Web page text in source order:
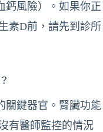
鈣風險）。如果你正
素D前，請先到診所
關鍵器官。腎臟功能
有醫師監控的情況